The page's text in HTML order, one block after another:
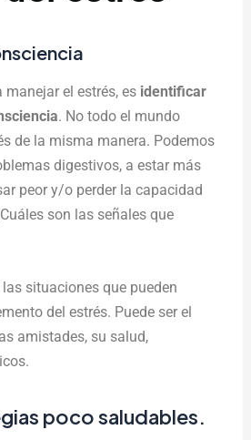
manejar el estrés, es identificar
. No todo el mundo
de la misma manera. Podemos
digestivos, a estar más
peor y/o perder la capacidad
son las señales que
situaciones que pueden
del estrés. Puede ser el
amistades, su salud,
poco saludables.